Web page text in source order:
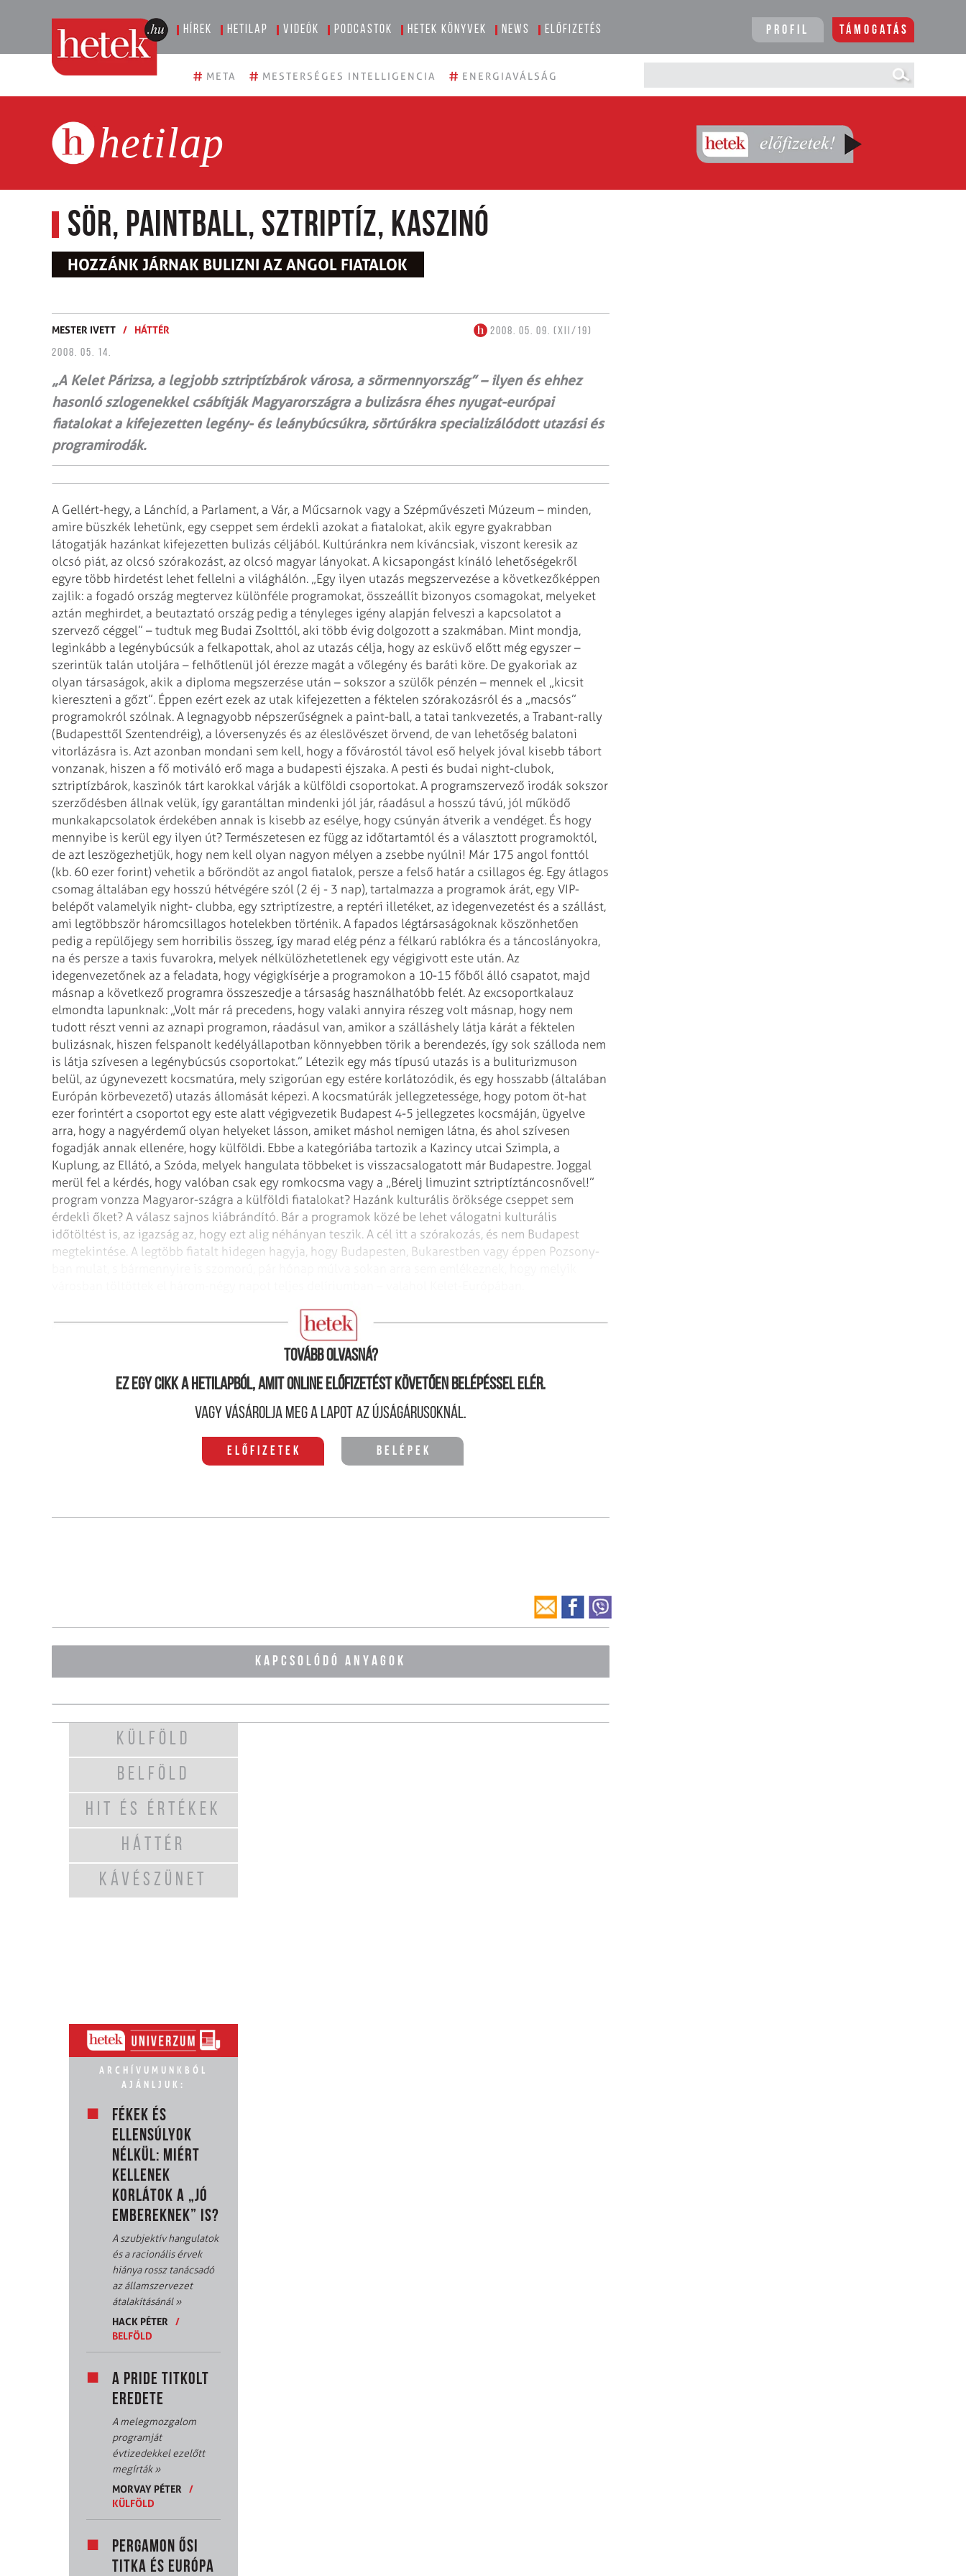
Hírek Hetilap Videók Podcastok Hetek könyvek News Előfizetés Profil Támogatás
# META # MESTERSÉGES INTELLIGENCIA # ENERGIAVÁLSÁG
hetilap
Sör, paintball, sztriptíz, kaszinó
HOZZÁNK JÁRNAK BULIZNI AZ ANGOL FIATALOK
MESTER IVETT / HÁTTÉR
2008. 05. 09. (XII/19)
2008. 05. 14.
„A Kelet Párizsa, a legjobb sztriptízbárok városa, a sörmennyország” – ilyen és ehhez
hasonló szlogenekkel csábítják Magyarországra a bulizásra éhes nyugat-európai
fiatalokat a kifejezetten legény- és leánybúcsúkra, sörtúrákra specializálódott utazási és
programirodák.
A Gellért-hegy, a Lánchíd, a Parlament, a Vár, a Műcsarnok vagy a Szépművészeti Múzeum – minden,
amire büszkék lehetünk, egy cseppet sem érdekli azokat a fiatalokat, akik egyre gyakrabban
látogatják hazánkat kifejezetten bulizás céljából. Kultúránkra nem kíváncsiak, viszont keresik az
olcsó piát, az olcsó szórakozást, az olcsó magyar lányokat. A kicsapongást kínáló lehetőségekről
egyre több hirdetést lehet fellelni a világhálón. „Egy ilyen utazás megszervezése a következőképpen
zajlik: a fogadó ország megtervez különféle programokat, összeállít bizonyos csomagokat, melyeket
aztán meghirdet, a beutaztató ország pedig a tényleges igény alapján felveszi a kapcsolatot a
szervező céggel” – tudtuk meg Budai Zsolttól, aki több évig dolgozott a szakmában. Mint mondja,
leginkább a legénybúcsúk a felkapottak, ahol az utazás célja, hogy az esküvő előtt még egyszer –
szerintük talán utoljára – felhőtlenül jól érezze magát a vőlegény és baráti köre. De gyakoriak az
olyan társaságok, akik a diploma megszerzése után – sokszor a szülők pénzén – mennek el „kicsit
kiereszteni a gőzt”. Éppen ezért ezek az utak kifejezetten a féktelen szórakozásról és a „macsós”
programokról szólnak. A legnagyobb népszerűségnek a paint-ball, a tatai tankvezetés, a Trabant-rally
(Budapesttől Szent­endréig), a lóversenyzés és az éleslövészet örvend, de van lehetőség balatoni
vitorlázásra is. Azt azonban mondani sem kell, hogy a fővárostól távol eső helyek jóval kisebb tábort
vonzanak, hiszen a fő motiváló erő maga a budapesti éjszaka. A pesti és budai night-clubok,
sztriptízbárok, kaszi­nók tárt karokkal várják a külföldi csoportokat. A programszervező irodák sokszor
szerződésben állnak velük, így garantáltan mindenki jól jár, ráadásul a hosszú távú, jól működő
munkakapcsolatok érdekében annak is kisebb az esélye, hogy csúnyán átverik a vendéget. És hogy
mennyibe is kerül egy ilyen út? Természetesen ez függ az időtartamtól és a választott programoktól,
de azt leszögezhetjük, hogy nem kell olyan nagyon mélyen a zsebbe nyúlni! Már 175 angol fonttól
(kb. 60 ezer forint) vehetik a bőröndöt az angol fiatalok, persze a felső határ a csillagos ég. Egy átlagos
csomag általában egy hosszú hétvégére szól (2 éj - 3 nap), tartalmazza a programok árát, egy VIP-
belépőt valamelyik night- clubba, egy sztriptízestre, a reptéri illetéket, az idegenvezetést és a szállást,
ami legtöbbször háromcsillagos hotelekben történik. A fapados légtársaságoknak köszönhetően
pedig a repülőjegy sem horribilis összeg, így marad elég pénz a félkarú rablókra és a táncoslányokra,
na és persze a taxis fuvarokra, melyek nélkülözhetetlenek egy végigivott este után. Az
idegenvezetőnek az a feladata, hogy végigkísérje a programokon a 10-15 főből álló csapatot, majd
másnap a következő programra összeszedje a társaság használhatóbb felét. Az excsoportkalauz
elmondta lapunknak: „Volt már rá precedens, hogy valaki annyira részeg volt másnap, hogy nem
tudott részt venni az aznapi programon, ráadásul van, amikor a szálláshely látja kárát a féktelen
bulizásnak, hiszen felspanolt kedélyállapotban könnyebben törik a berendezés, így sok szálloda nem
is látja szívesen a legénybúcsús csoportokat.” Létezik egy más típusú utazás is a buliturizmuson
belül, az úgynevezett kocsmatúra, mely szigorúan egy estére korlátozódik, és egy hosszabb (általában
Európán körbevezető) utazás állomását képezi. A kocsmatúrák jellegzetessége, hogy potom öt-hat
ezer forintért a csoportot egy este alatt végigvezetik Budapest 4-5 jellegzetes kocsmáján, ügyelve
arra, hogy a nagyérdemű olyan helyeket lásson, amiket máshol nemigen látna, és ahol szívesen
fogadják annak ellenére, hogy külföldi. Ebbe a kategóriába tartozik a Kazincy utcai Szimpla, a
Kuplung, az Ellátó, a Szóda, melyek hangulata többeket is visszacsalogatott már Budapestre. Joggal
merül fel a kérdés, hogy valóban csak egy romkocsma vagy a „Bérelj limuzint sztriptíztáncosnővel!”
program vonzza Magyaror-szágra a külföldi fiatalokat? Hazánk kulturális öröksége cseppet sem
érdekli őket? A válasz sajnos kiábrándító. Bár a programok közé be lehet válogatni kulturális
időtöltést is, az igazság az, hogy ezt alig néhányan teszik. A cél itt a szórakozás, és nem Budapest
megtekintése. A legtöbb fiatalt hidegen hagyja, hogy Budapesten, Bukarestben vagy éppen Pozsony-
Tovább olvasná?
Ez egy cikk a hetilapból, amit online előfizetést követően belépéssel elér.
Vagy vásárolja meg a lapot az újságárusoknál.
Előfizetek Belépek
KAPCSOLÓDÓ ANYAGOK
KÜLFÖLD
BELFÖLD
HIT ÉS ÉRTÉKEK
HÁTTÉR
KÁVÉSZÜNET
ARCHÍVUMUNKBÓL
AJÁNLJUK:
FÉKEK ÉS
ELLENSÚLYOK
NÉLKÜL: MIÉRT
KELLENEK
KORLÁTOK A „JÓ
EMBEREKNEK” IS?
A szubjektív hangulatok
és a racionális érvek
hiánya rossz tanácsadó
az államszervezet
átalakításánál»
HACK PÉTER
/
BELFÖLD
A PRIDE TITKOLT
EREDETE
A melegmozgalom
programját
évtizedekkel ezelőtt
megírták»
MORVAY PÉTER
/
KÜLFÖLD
PERGAMON ŐSI
TITKA ÉS EURÓPA